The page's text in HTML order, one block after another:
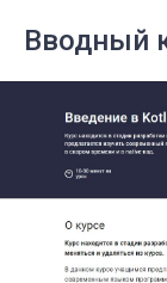
Вводный